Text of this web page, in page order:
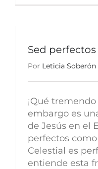
Sed perfectos
Por Leticia
¡Qué
embargo es
de Jesús en el
perfectos
Celestial es
entiende esta